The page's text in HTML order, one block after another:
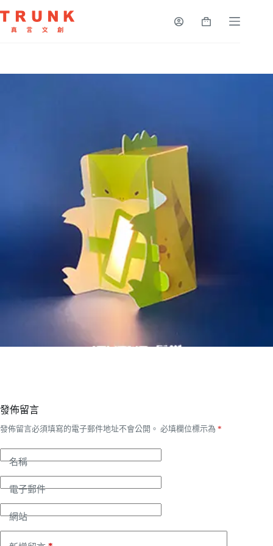
發佈留言
發佈留言必須填寫的電子郵件地址不會公開。 必填欄位標示為 *
名稱
電子郵件
網站